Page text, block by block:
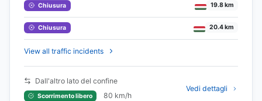
Chiusura 19.8 km
Chiusura 20.4 km
View all traffic incidents
Dall'altro lato del confine
Scorrimento libero 80 km/h
Vedi dettagli